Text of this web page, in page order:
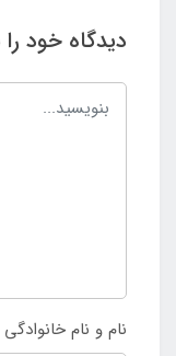
دیدگاه خود
نام و نام خانوادگی